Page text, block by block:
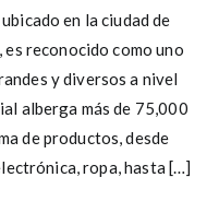
en la ciudad de
reconocido como uno
y diversos a nivel
alberga más de 75,000
de productos, desde
ropa, hasta […]